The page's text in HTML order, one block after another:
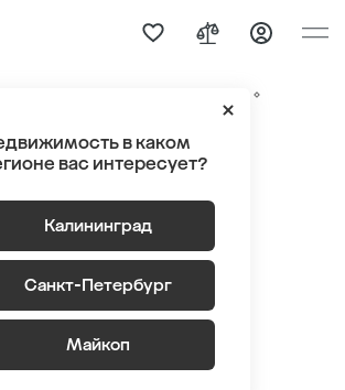
в каком
вас интересует?
Калининград
Санкт-Петербург
Майкоп
54.5 м2